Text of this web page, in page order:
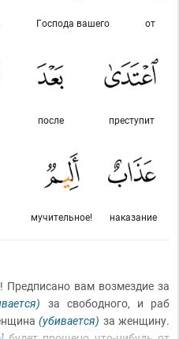
от
Господа вашего
преступит
после
наказание
мучительное!
Предписано вам возмездие за
за свободного, и раб
(убивается) за женщину.